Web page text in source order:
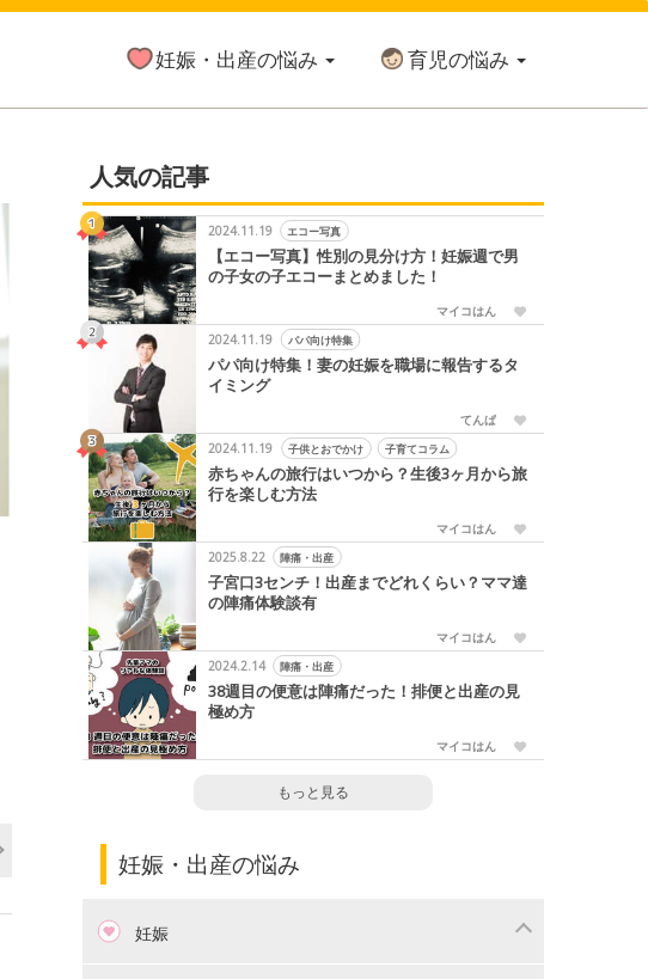
妊娠・出産の悩み 育児の悩み
人気の記事
2024.11.19 エコー写真
【エコー写真】性別の見分け方！妊娠週で男
の子女の子エコーまとめました！
マイコはん
2024.11.19
パパ向け特集
パパ向け特集！妻の妊娠を職場に報告するタ
イミング
てんぱ
2024.11.19
子供とおでかけ 子育てコラム
赤ちゃんの旅行はいつから？生後3ヶ月から旅
行を楽しむ方法
マイコはん
2025.8.22
陣痛・出産
子宮口3センチ！出産までどれくらい？ママ達
の陣痛体験談有
マイコはん
2024.2.14
陣痛・出産
38週目の便意は陣痛だった！排便と出産の見
極め方
マイコはん
もっと見る
妊娠・出産の悩み
妊娠